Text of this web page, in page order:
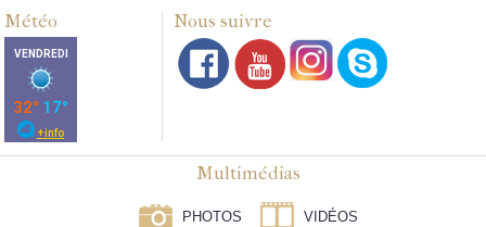
Météo Nous suivre
Multimédias
PHOTOS VIDÉOS